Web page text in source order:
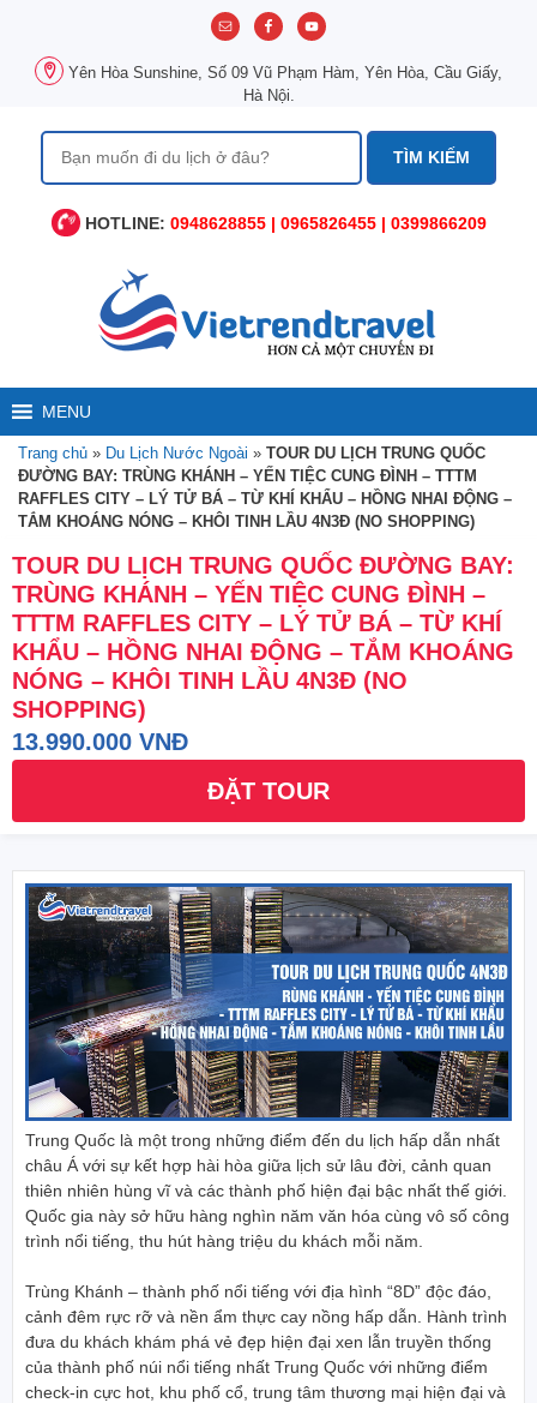
Yên Hòa Sunshine, Số 09 Vũ Phạm Hàm, Yên Hòa, Cầu Giấy,
Hà Nội.
Tìm
kiếm
HOTLINE: 0948628855 | 0965826455 | 0399866209
MENU
Trang chủ » Du Lịch Nước Ngoài » TOUR DU LỊCH TRUNG QUỐC
ĐƯỜNG BAY: TRÙNG KHÁNH – YẾN TIỆC CUNG ĐÌNH – TTTM
RAFFLES CITY – LÝ TỬ BÁ – TỪ KHÍ KHẨU – HỒNG NHAI ĐỘNG –
TẮM KHOÁNG NÓNG – KHÔI TINH LẦU 4N3Đ (NO SHOPPING)
TOUR DU LỊCH TRUNG QUỐC ĐƯỜNG BAY:
TRÙNG KHÁNH – YẾN TIỆC CUNG ĐÌNH –
TTTM RAFFLES CITY – LÝ TỬ BÁ – TỪ KHÍ
KHẨU – HỒNG NHAI ĐỘNG – TẮM KHOÁNG
NÓNG – KHÔI TINH LẦU 4N3Đ (NO
SHOPPING)
13.990.000 VNĐ
ĐẶT TOUR
Trung Quốc là một trong những điểm đến du lịch hấp dẫn nhất
châu Á với sự kết hợp hài hòa giữa lịch sử lâu đời, cảnh quan
thiên nhiên hùng vĩ và các thành phố hiện đại bậc nhất thế giới.
Quốc gia này sở hữu hàng nghìn năm văn hóa cùng vô số công
trình nổi tiếng, thu hút hàng triệu du khách mỗi năm.
Trùng Khánh – thành phố nổi tiếng với địa hình “8D” độc đáo,
cảnh đêm rực rỡ và nền ẩm thực cay nồng hấp dẫn. Hành trình
đưa du khách khám phá vẻ đẹp hiện đại xen lẫn truyền thống
của thành phố núi nổi tiếng nhất Trung Quốc với những điểm
check-in cực hot, khu phố cổ, trung tâm thương mại hiện đại và